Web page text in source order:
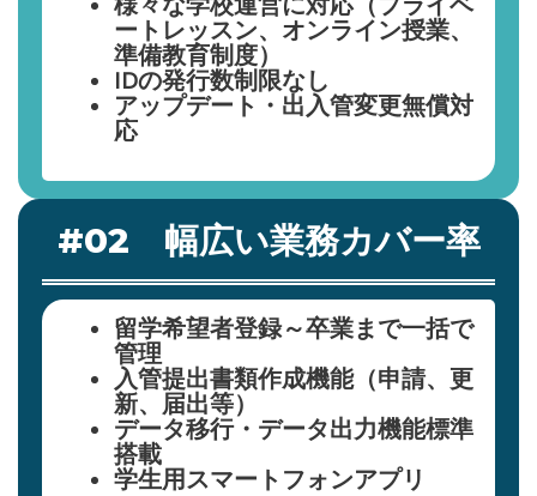
ートレッスン、オンライン授業、
準備教育制度）
IDの発行数制限なし
アップデート・出入管変更無償対
応
#02 幅広い業務カバー率
留学希望者登録～卒業まで一括で
管理
入管提出書類作成機能（申請、更
新、届出等）
データ移行・データ出力機能標準
搭載
学生用スマートフォンアプリ